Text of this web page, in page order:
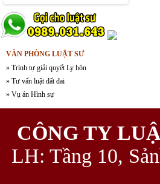
VĂN PHÒNG LUẬT SƯ
» Trình tự giải quyết Ly hôn
» Tư vấn luật đất đai
» Vụ án Hình sự
CÔNG TY
LH: Tầng 10,